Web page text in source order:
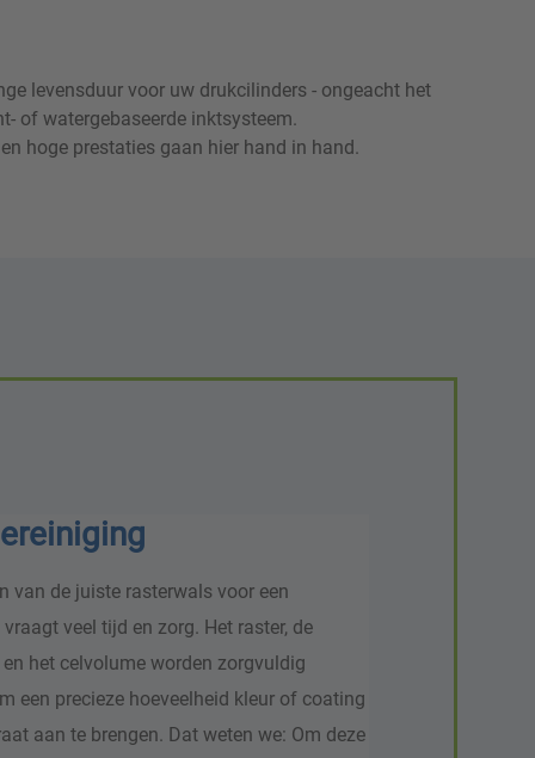
hoge prestaties gaan hier hand in hand.
van de juiste rasterwals voor een
veel tijd en zorg. Het raster, de
het celvolume worden zorgvuldig
een precieze hoeveelheid kleur of coating
aan te brengen. Dat weten we: Om deze